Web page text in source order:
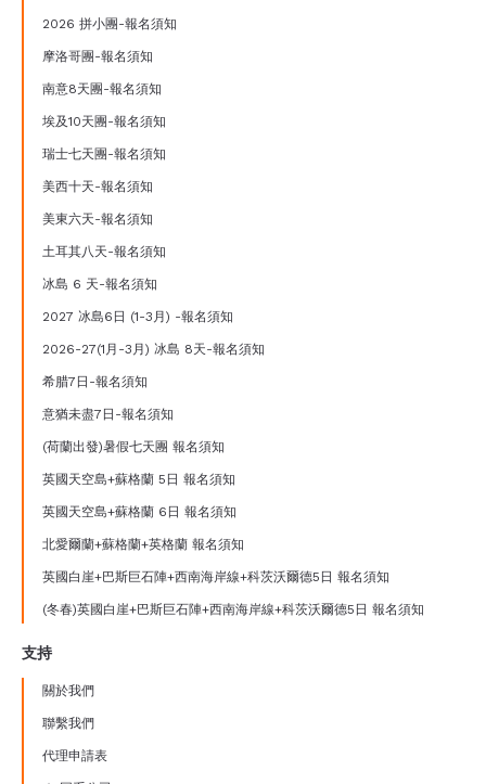
2026 拼小團-報名須知
摩洛哥團-報名須知
南意8天團-報名須知
埃及10天團-報名須知
瑞士七天團-報名須知
美西十天-報名須知
美東六天-報名須知
土耳其八天-報名須知
冰島 6 天-報名須知
2027 冰島6日 (1-3月) -報名須知
2026-27(1月-3月) 冰島 8天-報名須知
希腊7日-報名須知
意猶未盡7日-報名須知
(荷蘭出發)暑假七天團 報名須知
英國天空島+蘇格蘭 5日 報名須知
英國天空島+蘇格蘭 6日 報名須知
北愛爾蘭+蘇格蘭+英格蘭 報名須知
英國白崖+巴斯巨石陣+西南海岸線+科茨沃爾德5日 報名須知
(冬春)英國白崖+巴斯巨石陣+西南海岸線+科茨沃爾德5日 報名須知
支持
關於我們
聯繫我們
代理申請表